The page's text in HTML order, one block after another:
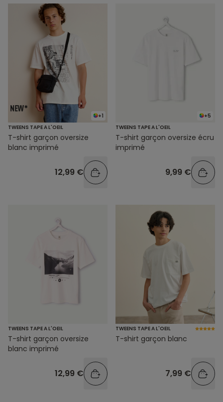
+1
TWEENS TAPE A L'OEIL
T-shirt garçon oversize
blanc imprimé
12,99 €
+5
TWEENS TAPE A L'OEIL
T-shirt garçon oversize écru
imprimé
9,99 €
TWEENS TAPE A L'OEIL
T-shirt garçon oversize
blanc imprimé
12,99 €
TWEENS TAPE A L'OEIL
T-shirt garçon blanc
7,99 €